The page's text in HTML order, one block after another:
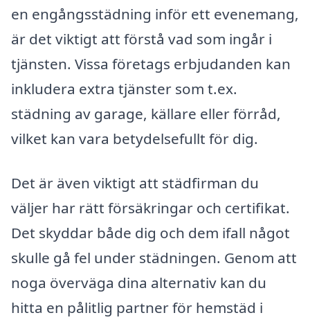
en engångsstädning inför ett evenemang,
är det viktigt att förstå vad som ingår i
tjänsten. Vissa företags erbjudanden kan
inkludera extra tjänster som t.ex.
städning av garage, källare eller förråd,
vilket kan vara betydelsefullt för dig.
Det är även viktigt att städfirman du
väljer har rätt försäkringar och certifikat.
Det skyddar både dig och dem ifall något
skulle gå fel under städningen. Genom att
noga överväga dina alternativ kan du
hitta en pålitlig partner för hemstäd i